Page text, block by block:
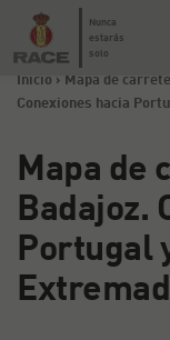
Nunca
estarás
solo
Inicio > Mapa de
Conexiones hacia
Mapa de
Badajoz.
Portugal